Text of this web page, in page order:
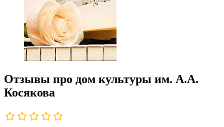
Отзывы про дом культуры им. А.А.
Косякова